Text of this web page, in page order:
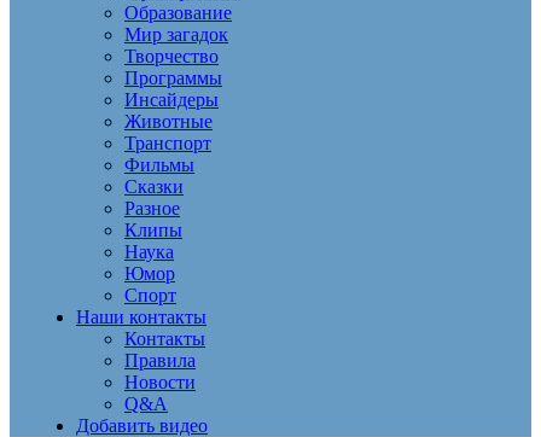
Образование
Мир загадок
Творчество
Программы
Инсайдеры
Животные
Транспорт
Фильмы
Сказки
Разное
Клипы
Наука
Юмор
Спорт
Наши контакты
Контакты
Правила
Новости
Q&A
Добавить видео